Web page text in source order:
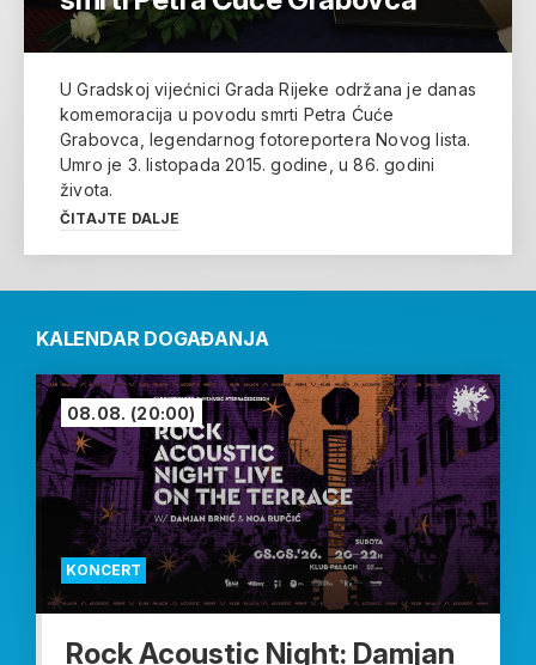
U Gradskoj vijećnici Grada Rijeke održana je danas
komemoracija u povodu smrti Petra Ćuće
Grabovca, legendarnog fotoreportera Novog lista.
Umro je 3. listopada 2015. godine, u 86. godini
života.
ČITAJTE DALJE
KALENDAR DOGAĐANJA
KONCERT
08.08. (20:00)
Rock Acoustic Night: Damjan